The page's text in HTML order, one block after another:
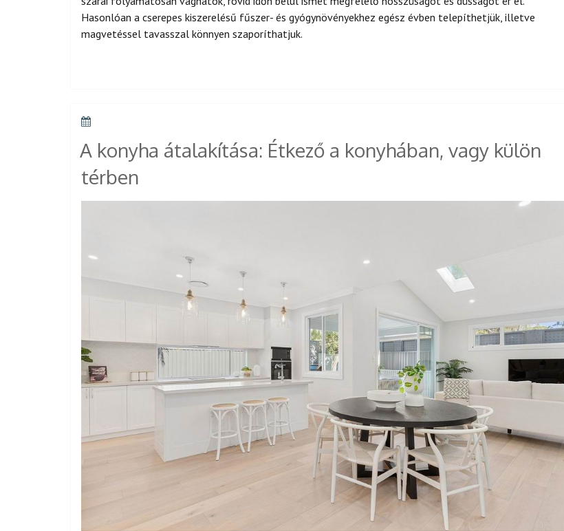
Hasonlóan a cserepes kiszerelésű fűszer- és gyógynövényekhez egész évben telepíthetjük, illetve
magvetéssel tavasszal könnyen szaporíthatjuk.
A konyha átalakítása: Étkező a konyhában, vagy külön
térben